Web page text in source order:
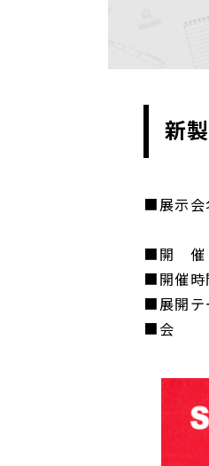
新
■展示
「ラ
■開 催
■開催
■展開
■会 場